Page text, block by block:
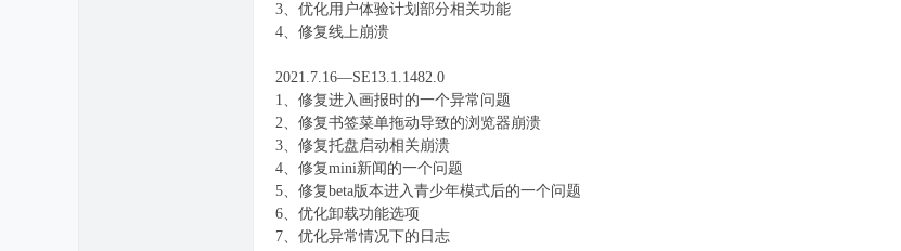
3、优化用户体验计划部分相关功能
4、修复线上崩溃
2021.7.16—SE13.1.1482.0
1、修复进入画报时的一个异常问题
2、修复书签菜单拖动导致的浏览器崩溃
3、修复托盘启动相关崩溃
4、修复mini新闻的一个问题
5、修复beta版本进入青少年模式后的一个问题
6、优化卸载功能选项
7、优化异常情况下的日志